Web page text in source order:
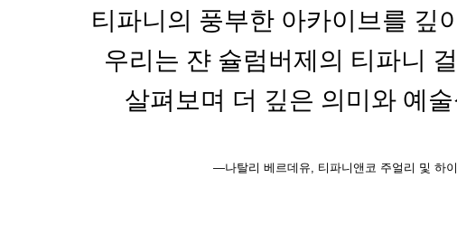
티파니의 풍부한 아카이브를 깊
우리는 쟌 슐럼버제의 티파니
살펴보며 더 깊은 의미와 예
—나탈리 베르데유, 티파니앤코 주얼리 및 하